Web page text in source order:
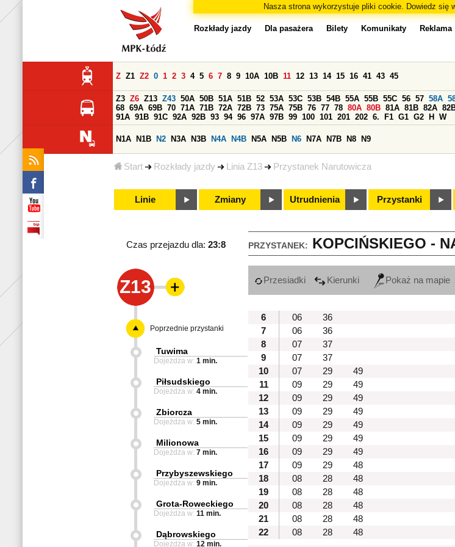
Nasza strona wykorzystuje pliki cookie. Dowiedz się
Start Rozkłady jazdy Linia Z13 Przystanek Narutowicza
Rozkłady jazdy Dla pasażera Bilety Komunikaty Reklama
Z Z1 Z2 0 1 2 3 4 5 6 7 8 9 10A 10B 11 12 13 14 15 16 41 43 45
Z3 Z6 Z13 Z43 50A 50B 51A 51B 52 53A 53C 53B 54B 55A 55B 55C 56 57 58A
68 69A 69B 70 71A 71B 72A 72B 73 75A 75B 76 77 78 80A 80B 81A 81B 82A
91A 91B 91C 92A 92B 93 94 96 97A 97B 99 100 101 201 202 6. F1 G1 G2 H W
N1A N1B N2 N3A N3B N4A N4B N5A N5B N6 N7A N7B N8 N9
Linie Zmiany Utrudnienia Przystanki
PRZYSTANEK: KOPCIŃSKIEGO -
Czas przejazdu dla: 23:8
Z13 Przesiadki Kierunki Pokaż na mapie
6
06
36
7
06
36
8
07
37
9
07
37
10
07 29
49
11
09 29
49
12
09 29
49
13
09 29
49
14
09 29
49
15
09 29
49
16
09 29
49
17
09 29
48
18
08 28
48
19
08 28
48
20
08 28
48
21
08 28
48
22
08 28 48
Poprzednie przystanki
Tuwima
Dojeżdża w: 1 min.
Piłsudskiego
Dojeżdża w: 4 min.
Zbiorcza
Dojeżdża w: 5 min.
Milionowa
Dojeżdża w: 7 min.
Przybyszewskiego
Dojeżdża w: 9 min.
Grota-Roweckiego
Dojeżdża w: 11 min.
Dąbrowskiego
Dojeżdża w: 12 min.